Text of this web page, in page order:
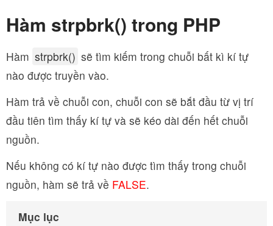
Hàm strpbrk() trong PHP
Hàm strpbrk() sẽ tìm kiếm trong chuỗi bất kì kí tự
nào được truyền vào.
Hàm trả về chuỗi con, chuỗi con sẽ bắt đầu từ vị trí
đầu tiên tìm thấy kí tự và sẽ kéo dài đến hết chuỗi
nguồn.
Nếu không có kí tự nào được tìm thấy trong chuỗi
nguồn, hàm sẽ trả về FALSE.
Mục lục